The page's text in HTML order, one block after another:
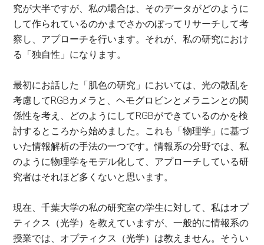
究が大半ですが、私の場合は、そのデータがどのように
して作られているのかまでさかのぼってリサーチして考
察し、アプローチを行います。それが、私の研究におけ
る「独自性」になります。
最初にお話した「肌色の研究」においては、光の散乱を
考慮してRGBカメラと、ヘモグロビンとメラニンとの関
係性を考え、どのようにしてRGBができているのかを検
討するところから始めました。これも「物理学」に基づ
いた情報解析の手法の一つです。情報系の分野では、私
のように物理学をモデル化して、アプローチしている研
究者はそれほど多くないと思います。
現在、千葉大学の私の研究室の学生に対して、私はオプ
ティクス（光学）を教えていますが、一般的に情報系の
授業では、オプティクス（光学）は教えません。そうい